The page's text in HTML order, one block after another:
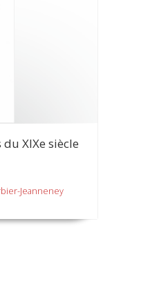
XIXe siècle
Jeanneney